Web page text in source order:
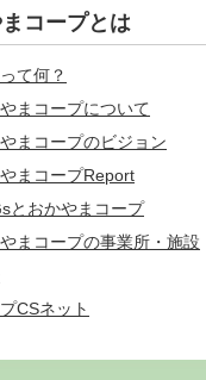
コープとは
て何？
まコープについて
まコープのビジョン
まコープReport
とおかやまコープ
まコープの事業所・施設
CSネット